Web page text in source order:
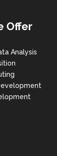
Offer
Analysis